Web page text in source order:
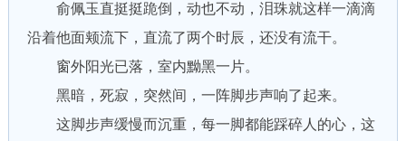
俞佩玉直挺挺跪倒，动也不动，泪珠就这样一滴滴
沿着他面颊流下，直流了两个时辰，还没有流干。
窗外阳光已落，室内黝黑一片。
黑暗，死寂，突然间，一阵脚步声响了起来。
这脚步声缓慢而沉重，每一脚都能踩碎人的心，这